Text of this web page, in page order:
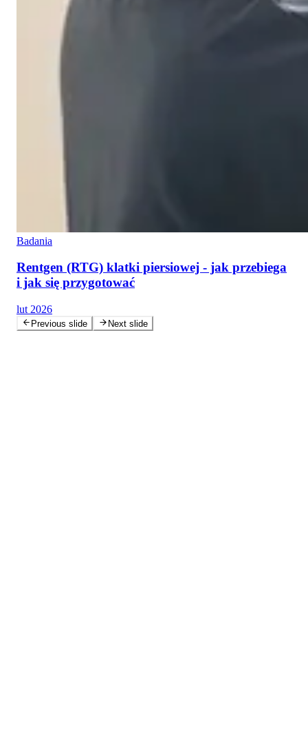
Badania
Rentgen (RTG) klatki piersiowej - jak przebiega
i jak się przygotować
lut 2026
Previous slide Next slide